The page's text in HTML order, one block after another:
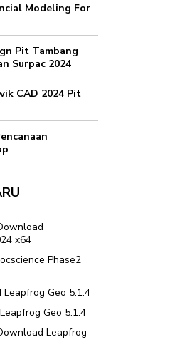
Modeling For
Pit Tambang
Surpac 2024
CAD 2024 Pit
x64
Phase2
Geo 5.1.4
Geo 5.1.4
Leapfrog